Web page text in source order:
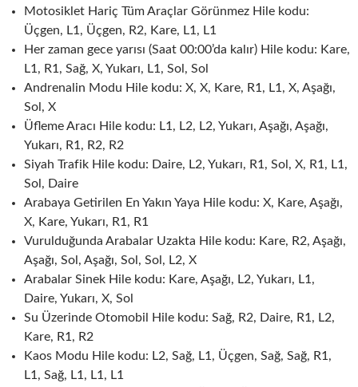
Motosiklet Hariç Tüm Araçlar Görünmez Hile kodu:
Üçgen, L1, Üçgen, R2, Kare, L1, L1
Her zaman gece yarısı (Saat 00:00’da kalır) Hile kodu: Kare,
L1, R1, Sağ, X, Yukarı, L1, Sol, Sol
Andrenalin Modu Hile kodu: X, X, Kare, R1, L1, X, Aşağı,
Sol, X
Üfleme Aracı Hile kodu: L1, L2, L2, Yukarı, Aşağı, Aşağı,
Yukarı, R1, R2, R2
Siyah Trafik Hile kodu: Daire, L2, Yukarı, R1, Sol, X, R1, L1,
Sol, Daire
Arabaya Getirilen En Yakın Yaya Hile kodu: X, Kare, Aşağı,
X, Kare, Yukarı, R1, R1
Vurulduğunda Arabalar Uzakta Hile kodu: Kare, R2, Aşağı,
Aşağı, Sol, Aşağı, Sol, Sol, L2, X
Arabalar Sinek Hile kodu: Kare, Aşağı, L2, Yukarı, L1,
Daire, Yukarı, X, Sol
Su Üzerinde Otomobil Hile kodu: Sağ, R2, Daire, R1, L2,
Kare, R1, R2
Kaos Modu Hile kodu: L2, Sağ, L1, Üçgen, Sağ, Sağ, R1,
L1, Sağ, L1, L1, L1